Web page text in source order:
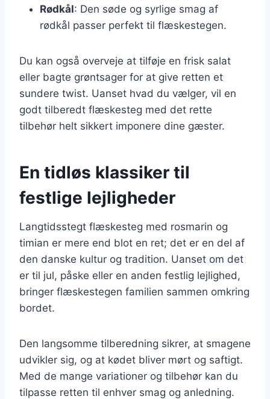
Rødkål: Den søde og syrlige smag af
rødkål passer perfekt til flæskestegen.
Du kan også overveje at tilføje en frisk salat
eller bagte grøntsager for at give retten et
sundere twist. Uanset hvad du vælger, vil en
godt tilberedt flæskesteg med det rette
tilbehør helt sikkert imponere dine gæster.
En tidløs klassiker til
festlige lejligheder
Langtidsstegt flæskesteg med rosmarin og
timian er mere end blot en ret; det er en del af
den danske kultur og tradition. Uanset om det
er til jul, påske eller en anden festlig lejlighed,
bringer flæskestegen familien sammen omkring
bordet.
Den langsomme tilberedning sikrer, at smagene
udvikler sig, og at kødet bliver mørt og saftigt.
Med de mange variationer og tilbehør kan du
tilpasse retten til enhver smag og anledning.